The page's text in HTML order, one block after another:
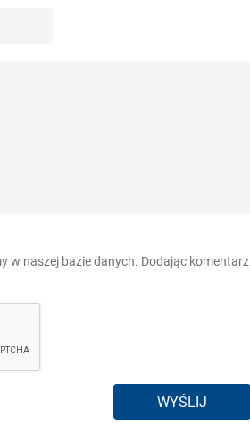
w naszej bazie danych. Dodając komentarz
WYŚLIJ